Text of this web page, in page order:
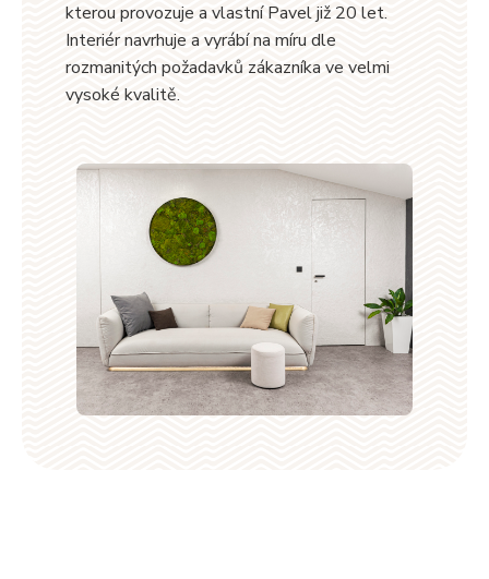
kterou provozuje a vlastní Pavel již 20 let.
Interiér navrhuje a vyrábí na míru dle
rozmanitých požadavků zákazníka ve velmi
vysoké kvalitě.